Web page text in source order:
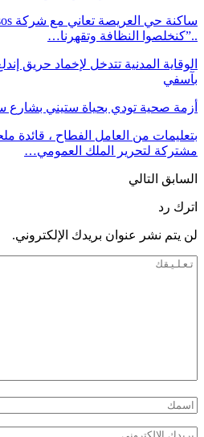
..”كنخلصوا النظافة وتقهرنا…
الوقاية المدنية تتدخل لإخماد حريق
بآسفي
أزمة صحية ‎تودي بحياة ستيني بشارع سيدي واصل بآسفي
بتعليمات من العامل الفطاح ، قائدة
مشتركة لتحرير الملك العمومي…
السابق التالي
اترك رد
لن يتم نشر عنوان بريدك الإلكتروني.